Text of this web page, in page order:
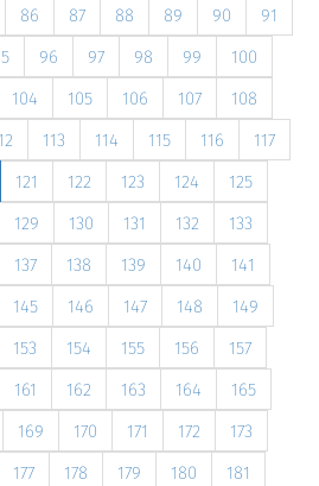
86 87 88 89 90
91
96 97 98 99
100
104 105 106 107
108
113 114 115 116
117
121 122 123 124
125
129 130 131 132
133
137 138 139 140
141
145 146 147 148
149
153 154 155 156
157
161 162 163 164
165
169 170 171 172
173
177 178 179 180
181